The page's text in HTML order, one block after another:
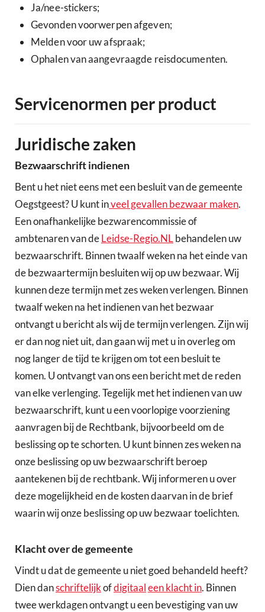
Ja/nee-stickers;
Gevonden voorwerpen afgeven;
Melden voor uw afspraak;
Ophalen van aangevraagde reisdocumenten.
Servicenormen per product
Juridische zaken
Bezwaarschrift indienen
Bent u het niet eens met een besluit van de gemeente
Oegstgeest? U kunt inveel gevallen bezwaar maken.
Een onafhankelijke bezwarencommissie of
ambtenaren van deLeidse-Regio.NLbehandelen uw
bezwaarschrift. Binnen twaalf weken na het einde van
de bezwaartermijn besluiten wij op uw bezwaar. Wij
kunnen deze termijn met zes weken verlengen. Binnen
twaalf weken na het indienen van het bezwaar
ontvangt u bericht als wij de termijn verlengen. Zijn wij
er dan nog niet uit, dan gaan wij met u in overleg om
nog langer de tijd te krijgen om tot een besluit te
komen. U ontvangt van ons een bericht met de reden
van elke verlenging. Tegelijk met het indienen van uw
bezwaarschrift, kunt u een voorlopige voorziening
aanvragen bij de Rechtbank, bijvoorbeeld om de
beslissing op te schorten. U kunt binnen zes weken na
onze beslissing op uw bezwaarschrift beroep
aantekenen bij de rechtbank. Wij informeren u over
deze mogelijkheid en de kosten daarvan in de brief
waarin wij onze beslissing op uw bezwaar toelichten.
Klacht over de gemeente
Vindt u dat de gemeente u niet goed behandeld heeft?
Dien danschriftelijkofdigitaaleen klacht in. Binnen
twee werkdagen ontvangt u een bevestiging van uw